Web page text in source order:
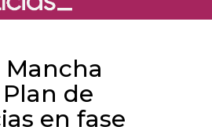
Mancha
de
en fase